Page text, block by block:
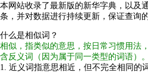
本网站收录了最新版的新华字典，以及
条，并对数据进行持续更新，保证查询
什么是相似词？
相似，指类似的意思，按日常习惯用法
含反义词（因为属于同一类型的词语）。
1. 近义词指意思相近，但不完全相同的